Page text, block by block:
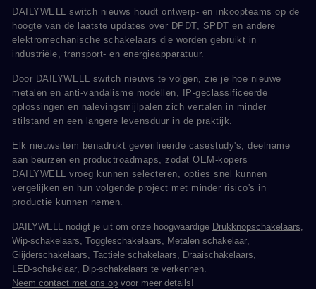
DAILYWELL switch nieuws houdt ontwerp- en inkoopteams op de
hoogte van de laatste updates over DPDT, SPDT en andere
elektromechanische schakelaars die worden gebruikt in
industriële, transport- en energieapparatuur.
Door DAILYWELL switch nieuws te volgen, zie je hoe nieuwe
metalen en anti-vandalisme modellen, IP-geclassificeerde
oplossingen en nalevingsmijlpalen zich vertalen in minder
stilstand en een langere levensduur in de praktijk.
Elk nieuwsitem benadrukt geverifieerde casestudy's, deelname
aan beurzen en productroadmaps, zodat OEM-kopers
DAILYWELL vroeg kunnen selecteren, opties snel kunnen
vergelijken en hun volgende project met minder risico's in
productie kunnen nemen.
DAILYWELL nodigt je uit om onze hoogwaardige Drukknopschakelaars
Wip-schakelaars Toggleschakelaars Metalen schakelaar
Glijderschakelaars Tactiele schakelaars Draaischakelaars
LED-schakelaar
Dip-schakelaars te verkennen.
Neem contact met ons op voor meer details!